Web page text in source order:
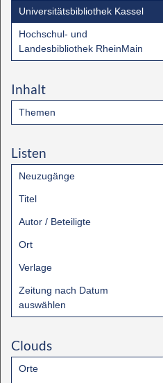
Universitätsbibliothek Kassel
Hochschul- und
Landesbibliothek RheinMain
Inhalt
Themen
Listen
Neuzugänge
Titel
Autor / Beteiligte
Ort
Verlage
Zeitung nach Datum
auswählen
Clouds
Orte